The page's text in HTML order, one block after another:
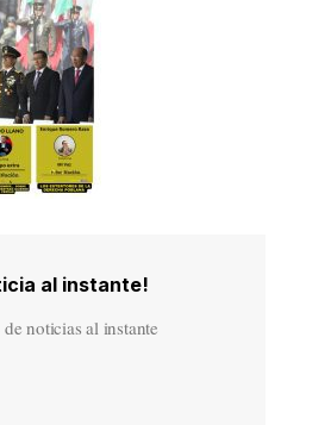
al instante!
noticias al instante